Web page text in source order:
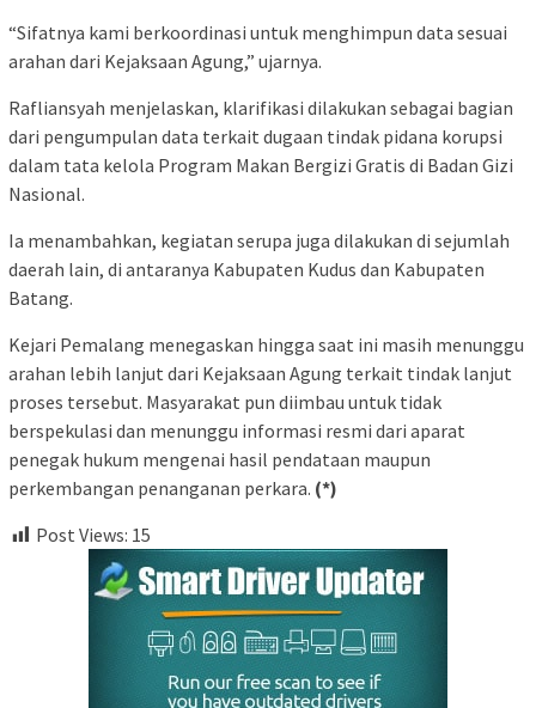
“Sifatnya kami berkoordinasi untuk menghimpun data sesuai
arahan dari Kejaksaan Agung,” ujarnya.
Rafliansyah menjelaskan, klarifikasi dilakukan sebagai bagian
dari pengumpulan data terkait dugaan tindak pidana korupsi
dalam tata kelola Program Makan Bergizi Gratis di Badan Gizi
Nasional.
Ia menambahkan, kegiatan serupa juga dilakukan di sejumlah
daerah lain, di antaranya Kabupaten Kudus dan Kabupaten
Batang.
Kejari Pemalang menegaskan hingga saat ini masih menunggu
arahan lebih lanjut dari Kejaksaan Agung terkait tindak lanjut
proses tersebut. Masyarakat pun diimbau untuk tidak
berspekulasi dan menunggu informasi resmi dari aparat
penegak hukum mengenai hasil pendataan maupun
perkembangan penanganan perkara. (*)
Post Views: 15